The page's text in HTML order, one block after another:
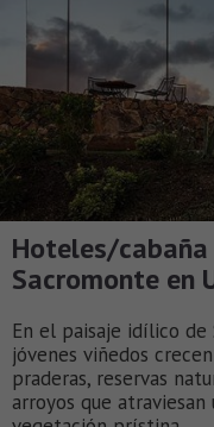
Hoteles/
Sacromonte en
En el paisaje idílico de
jóvenes viñedos
praderas, reservas
arroyos que